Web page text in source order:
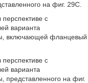
на фиг. 29С.
с
варианта
включающей фланцевый
с
варианта
представленного на фиг.